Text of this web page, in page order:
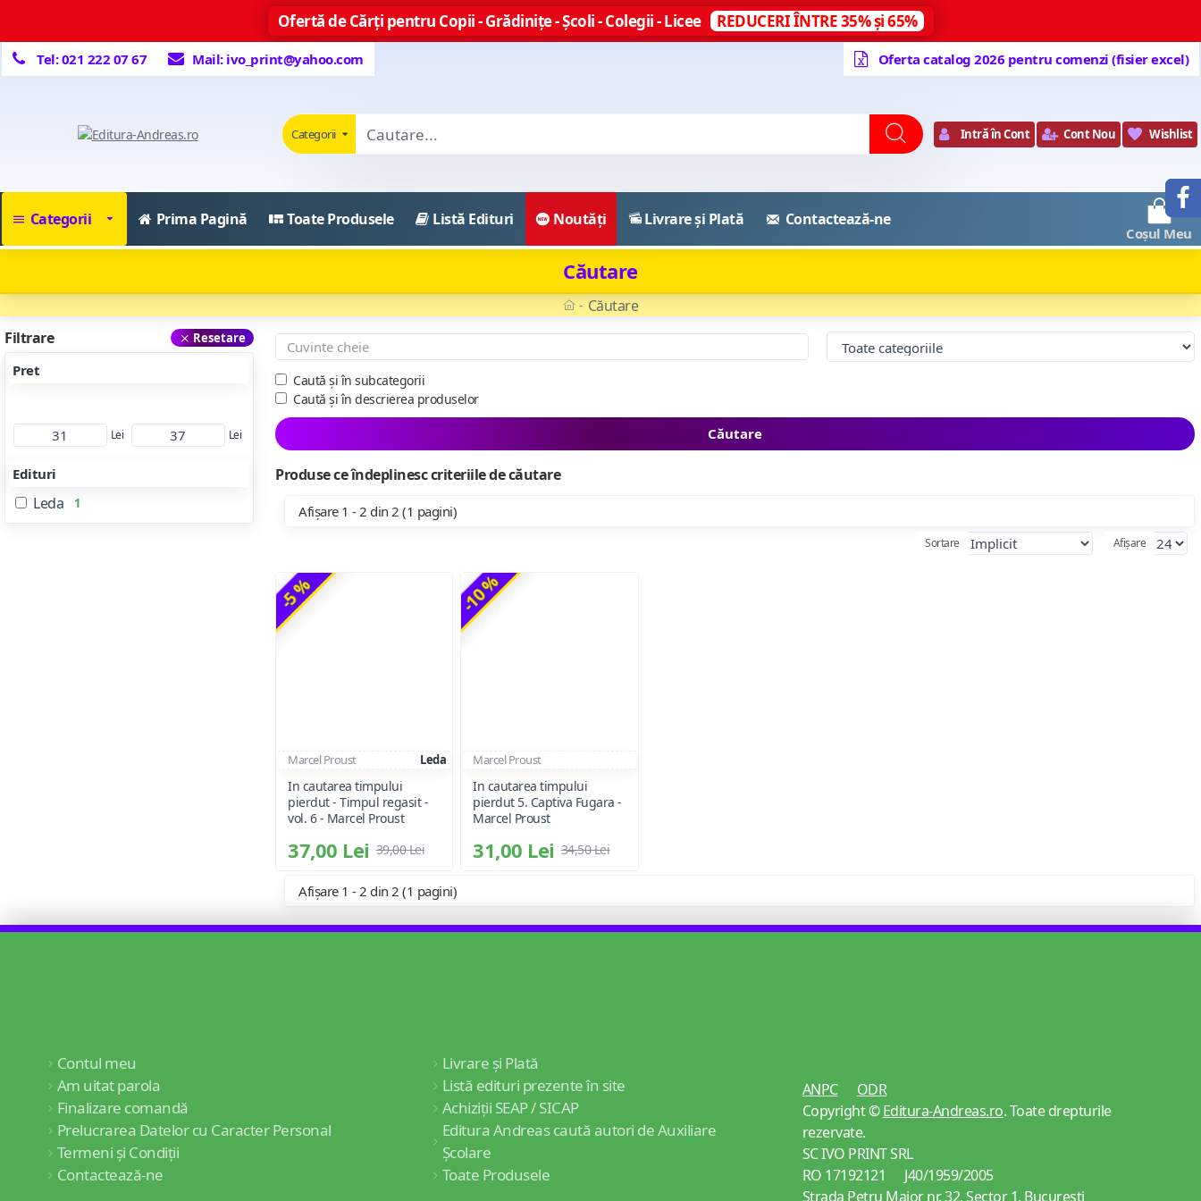
Ofertă de Cărți pentru Copii - Grădinițe - Școli - Colegii - Licee REDUCERI ÎNTRE 35% și 65%
Tel: 021 222 07 67 Mail: ivo_print@yahoo.com Oferta catalog 2026 pentru comenzi (fisier excel)
Categorii Intră în Cont Cont Nou Wishlist
Categorii Prima Pagină Toate Produsele Listă Edituri Noutăți Livrare și Plată Contactează-ne
Coșul Meu
0
Căutare
Căutare
Filtrare Resetare
Pret
Lei Lei
Edituri
Leda 1
Caută și în subcategorii
Caută și în descrierea produselor
Căutare
Produse ce îndeplinesc criteriile de căutare
Afișare 1 - 2 din 2 (1 pagini)
Sortare Afișare
-5 %
Marcel Proust Leda
In cautarea timpului
pierdut - Timpul regasit -
vol. 6 - Marcel Proust
37,00 Lei 39,00 Lei
-10 %
Marcel Proust
In cautarea timpului
pierdut 5. Captiva Fugara -
Marcel Proust
31,00 Lei 34,50 Lei
Afișare 1 - 2 din 2 (1 pagini)
Contul meu
Am uitat parola
Finalizare comandă
Prelucrarea Datelor cu Caracter Personal
Termeni și Condiții
Contactează-ne
Livrare și Plată
Listă edituri prezente în site
Achiziții SEAP / SICAP
Editura Andreas caută autori de Auxiliare
Școlare
Toate Produsele
ANPC
ODR
Copyright ©Editura-Andreas.ro. Toate drepturile
rezervate.
SC IVO PRINT SRL
RO 17192121 J40/1959/2005
Strada Petru Maior nr. 32, Sector 1, Bucuresti